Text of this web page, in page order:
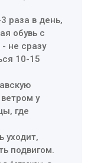
раза в день,
обувь с
не сразу
10-15
у
где
уходит,
подвигом.